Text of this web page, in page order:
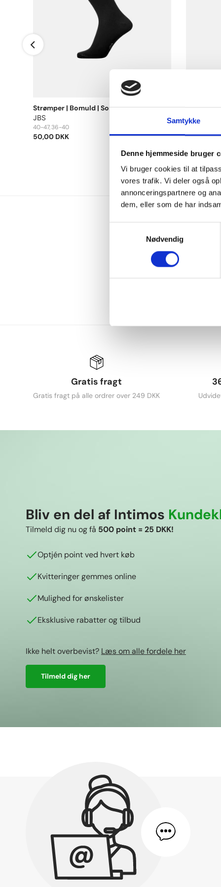
Samtykke
Denne hjemmeside bruger
Vi bruger cookies til at
vores trafik. Vi deler også
annonceringspartnere og
dem, eller som de har
Nødvendig
Strømper | Bomuld | Sort
JBS
40-47 36-40
50,00 DKK
Leggings
JBS of
S
250,00
Gratis fragt
Gratis fragt på alle ordrer over 249 DKK
Bliv en del af Intimos
Tilmeld dig nu og få 500 point = 25 DKK!
Optjén point ved hvert køb
Kvitteringer gemmes online
Mulighed for ønskelister
Eksklusive rabatter og tilbud
Ikke helt overbevist? Læs om alle fordele her
Tilmeld dig her